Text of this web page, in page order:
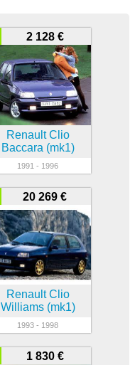
2 128 €
Renault Clio
Baccara (mk1)
1991 - 1996
20 269 €
Renault Clio
Williams (mk1)
1993 - 1998
1 830 €